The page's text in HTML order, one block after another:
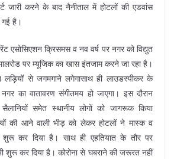
जारी करने के बाद नैनीताल में होटलों की एडवांस
है।
एसोसिएशन क्रिसमस व नव वर्ष पर नगर को विद्युत
पर म्यूजिक का खास इंतजाम करने जा रहा है।
लड़ियों से जगमगाने लगेगासाथ ही लाउडस्पीकर के
का वातावरण संगीतमय हो जाएगा। इस दौरान
समेत स्थानीय लोगों को जागरूक किया
की आने वाली भीड़ को लेकर होटलों ने मास्क व
शुरू कर दिया है। साथ ही एहतियात के तौर पर
शुरू कर दिया है। कोरोना से घबराने की जरूरत नहीं